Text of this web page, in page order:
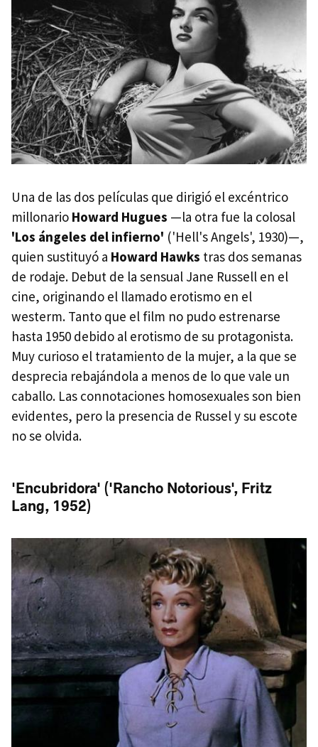
Una de las dos películas que dirigió el excéntrico
millonario Howard Hugues —la otra fue la colosal
'Los ángeles del infierno' ('Hell's Angels', 1930)—,
quien sustituyó a Howard Hawks tras dos semanas
de rodaje. Debut de la sensual Jane Russell en el
cine, originando el llamado erotismo en el
westerm. Tanto que el film no pudo estrenarse
hasta 1950 debido al erotismo de su protagonista.
Muy curioso el tratamiento de la mujer, a la que se
desprecia rebajándola a menos de lo que vale un
caballo. Las connotaciones homosexuales son bien
evidentes, pero la presencia de Russel y su escote
no se olvida.
'Encubridora' ('Rancho Notorious', Fritz
Lang, 1952)